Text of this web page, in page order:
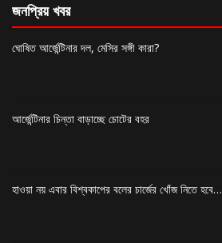
জনপ্রিয় খবর
ঘোষিত আর্জেন্টিনার দল, মেসির সঙ্গী কারা?
আর্জেন্টিনার চিন্তা বাড়াচ্ছে চোটের বহর
হাওয়া নয় এবার বিশ্বকাপের বলের চার্জের খোঁজ নিতে হবে…